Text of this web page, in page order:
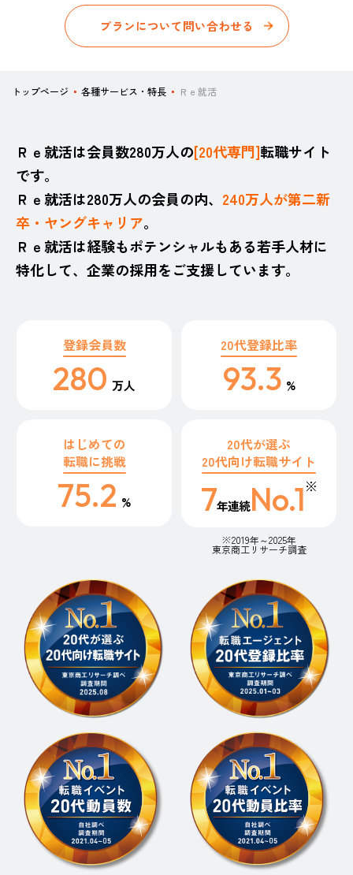
プランについて問い合わせる
トップページ 各種サービス・特長 Ｒｅ就活
Ｒｅ就活は会員数280万人の[20代専門]転職サイト
です。
Ｒｅ就活は280万人の会員の内、 240万人が第二新
卒・ヤングキャリア。
Ｒｅ就活は経験もポテンシャルもある若手人材に
特化して、企業の採用をご支援しています。
登録会員数
280 万人
20代登録比率
93.3 %
はじめての
転職に挑戦
75.2 %
20代が選ぶ
20代向け転職サイト
7年連続No.1※
※2019年～2025年
東京商工リサーチ調査​